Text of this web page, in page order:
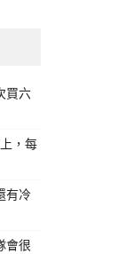
買六
，每
有冷
會很